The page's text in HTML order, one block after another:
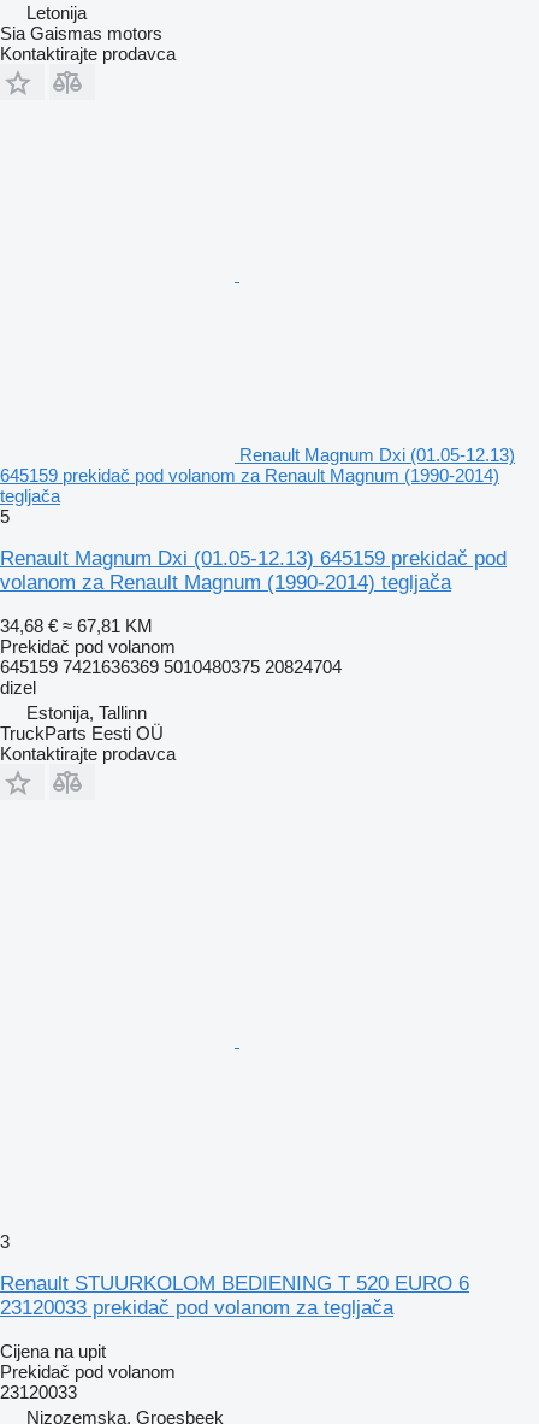
Letonija
Sia Gaismas motors
Kontaktirajte prodavca
Renault Magnum Dxi (01.05-12.13)
645159 prekidač pod volanom za Renault Magnum (1990-2014)
tegljača
5
Renault Magnum Dxi (01.05-12.13) 645159 prekidač pod
volanom za Renault Magnum (1990-2014) tegljača
34,68 € ≈ 67,81 KM
Prekidač pod volanom
645159 7421636369 5010480375 20824704
dizel
Estonija, Tallinn
TruckParts Eesti OÜ
Kontaktirajte prodavca
3
Renault STUURKOLOM BEDIENING T 520 EURO 6
23120033 prekidač pod volanom za tegljača
Cijena na upit
Prekidač pod volanom
23120033
Nizozemska, Groesbeek